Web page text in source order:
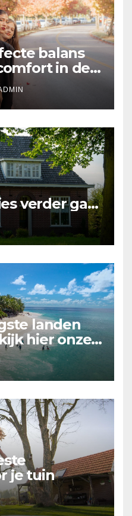
balans
in de
verder gaat
landen
hier onze
je tuin